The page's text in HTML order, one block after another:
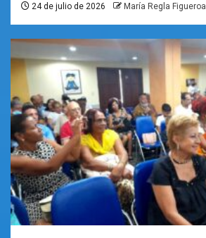
24 de julio de 2026 María Regla Figueroa